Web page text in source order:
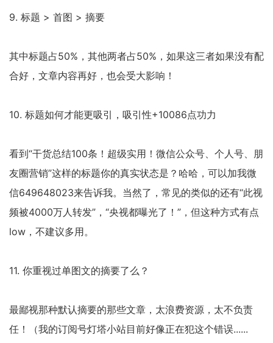
9. 标题 > 首图 > 摘要
其中标题占50%，其他两者占50%，如果这三者如果没有配
合好，文章内容再好，也会受大影响！
10. 标题如何才能更吸引，吸引性+10086点功力
看到“干货总结100条！超级实用！微信公众号、个人号、朋
友圈营销”这样的标题你的真实状态是？哈哈，可以加我微
信649648023来告诉我。当然了，常见的类似的还有“此视
频被4000万人转发”，“央视都曝光了！”，但这种方式有点
low，不建议多用。
11. 你重视过单图文的摘要了么？
最鄙视那种默认摘要的那些文章，太浪费资源，太不负责
任！（我的订阅号灯塔小站目前好像正在犯这个错误......